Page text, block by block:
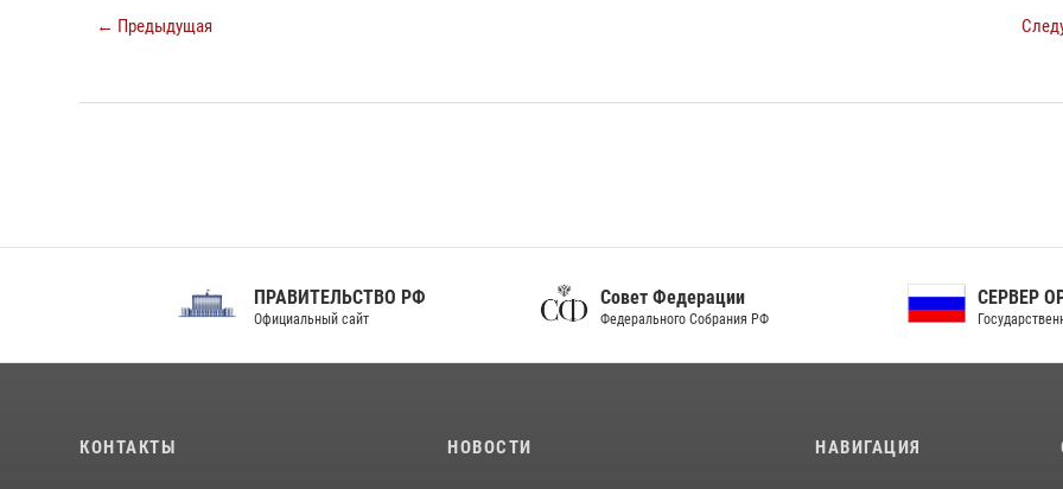
← Предыдущая
ПРАВИТЕЛЬСТВО РФ
Официальный сайт
Совет Федерации
Федерального Собрания РФ
СЕРВЕР ОРГАНОВ
Государственной власти РФ
КОНТАКТЫ НОВОСТИ НАВИГАЦИЯ